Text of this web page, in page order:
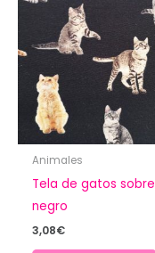
Animales
Tela de gatos sobre
negro
3,08€